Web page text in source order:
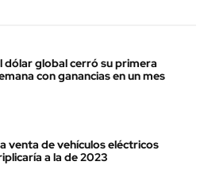
dólar global cerró su primera
con ganancias en un mes
venta de vehículos eléctricos
a la de 2023